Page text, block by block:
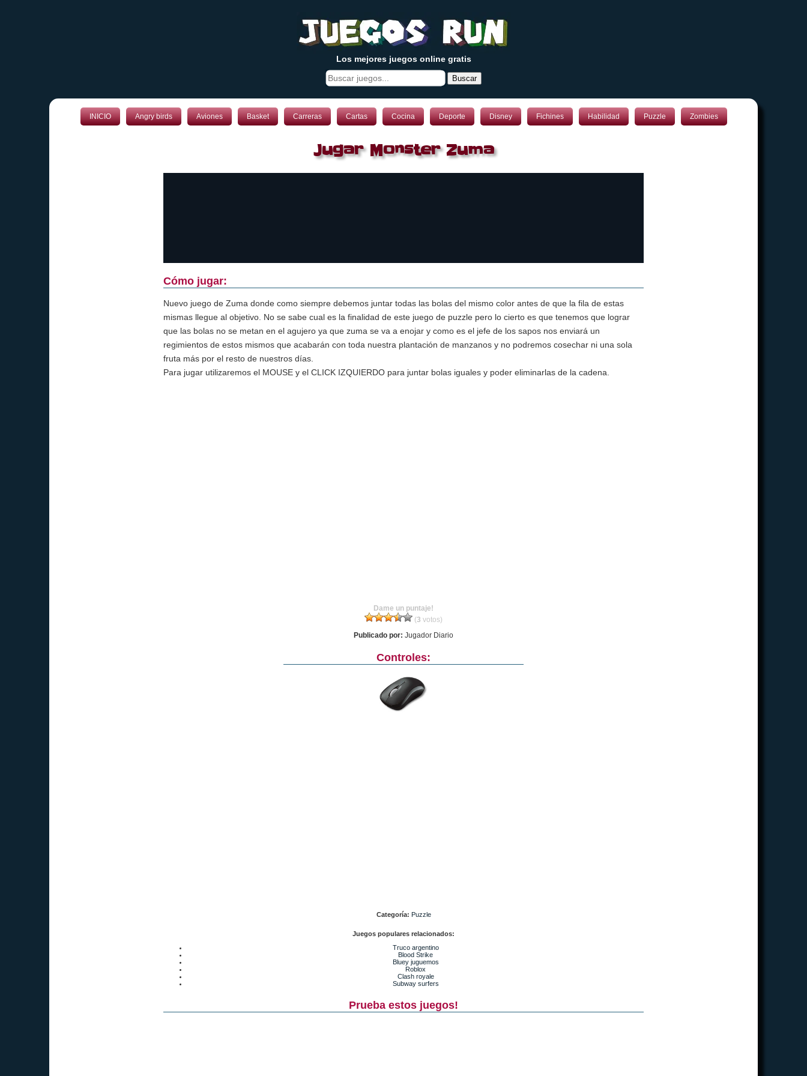
Los mejores juegos online gratis
Buscar
INICIO Angry birds Aviones Basket Carreras Cartas Cocina Deporte Disney Fichines Habilidad Puzzle Zombies
Jugar Monster Zuma
Cómo jugar:
Nuevo juego de Zuma donde como siempre debemos juntar todas las bolas del mismo color antes de que la fila de estas
mismas llegue al objetivo. No se sabe cual es la finalidad de este juego de puzzle pero lo cierto es que tenemos que lograr
que las bolas no se metan en el agujero ya que zuma se va a enojar y como es el jefe de los sapos nos enviará un
regimientos de estos mismos que acabarán con toda nuestra plantación de manzanos y no podremos cosechar ni una sola
fruta más por el resto de nuestros días.
Para jugar utilizaremos el MOUSE y el CLICK IZQUIERDO para juntar bolas iguales y poder eliminarlas de la cadena.
Dame un puntaje!
(3 votos)
Publicado por: Jugador Diario
Controles:
Categoría: Puzzle
Juegos populares relacionados:
Truco argentino
Blood Strike
Bluey juguemos
Roblox
Clash royale
Subway surfers
Prueba estos juegos!